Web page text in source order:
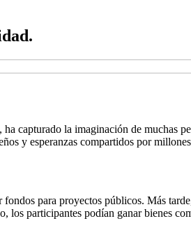
capturado la imaginación de muchas
y esperanzas compartidos por
para proyectos públicos. Más
los participantes podían ganar bienes